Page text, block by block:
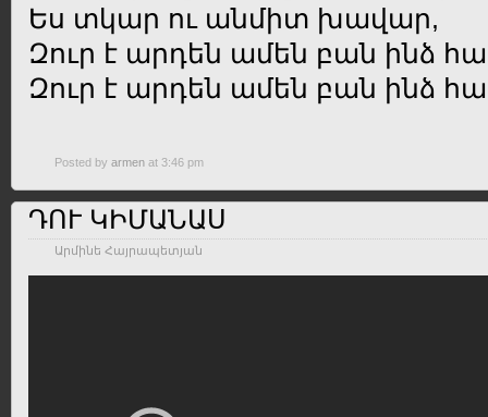
Ես տկար ու անմիտ խավար,
Զուր է արդեն ամեն բան ինձ
Զուր է արդեն ամեն բան ինձ
Posted by armen at 3:46 pm
ԴՈՒ ԿԻՄԱՆԱՍ
Արմինե Հայրապետյան